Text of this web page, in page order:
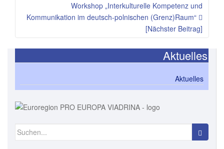
Workshop „Interkulturelle Kompetenz und
Kommunikation im deutsch-polnischen (Grenz)Raum“
[Nächster Beitrag]
Aktuelles
Aktuelles
Suchen